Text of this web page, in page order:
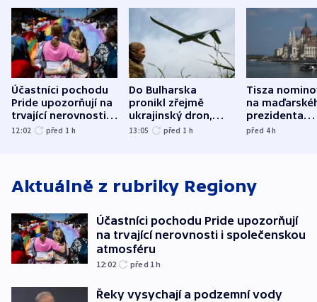
Účastníci pochodu
Pride upozorňují na
trvající nerovnosti i
společenskou
12:02 před 1 h
Do Bulharska
pronikl zřejmě
ukrajinský dron,
explodoval kilometr
13:05 před 1 h
Tisza
na
prezidenta
bývalého
před 4h
Aktuálně z rubriky Regiony
Účastníci pochodu Pride upozorňují
na trvající nerovnosti i společenskou
atmosféru
12:02 před 1h
Řeky vysychají a podzemní vody